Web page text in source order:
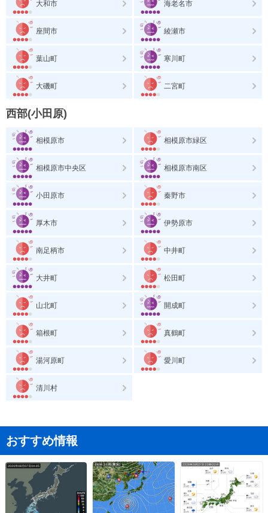
大和市 海老名市
座間市 綾瀬市
葉山町 寒川町
大磯町 二宮町
西部(小田原)
相模原市 相模原市緑区
相模原市中央区 相模原市南区
小田原市 秦野市
厚木市 伊勢原市
南足柄市 中井町
大井町 松田町
山北町 開成町
箱根町 真鶴町
湯河原町 愛川町
清川村
おすすめ情報